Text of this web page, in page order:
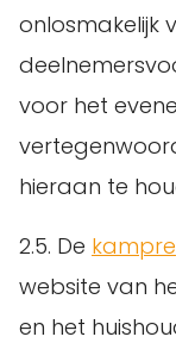
onlosmakelijk
voor het
hieraan te
2.5. De
website van
en het